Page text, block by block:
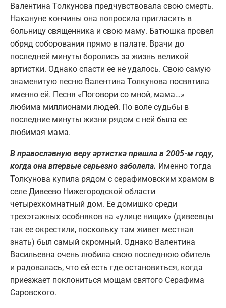
Валентина Толкунова предчувствовала свою смерть.
Накануне кончины она попросила пригласить в
больницу священника и свою маму. Батюшка провел
обряд соборования прямо в палате. Врачи до
последней минуты боролись за жизнь великой
артистки. Однако спасти ее не удалось. Свою самую
знаменитую песню Валентина Толкунова посвятила
именно ей. Песня «Поговори со мной, мама…»
любима миллионами людей. По воле судьбы в
последние минуты жизни рядом с ней была ее
любимая мама.
В православную веру артистка пришла в 2005-м году,
когда она впервые серьезно заболела. Именно тогда
Толкунова купила рядом с серафимовским храмом в
селе Дивеево Нижегородской области
четырехкомнатный дом. Ее домишко среди
трехэтажных особняков на «улице нищих» (дивеевцы
так ее окрестили, поскольку там живет местная
знать) был самый скромный. Однако Валентина
Васильевна очень любила свою последнюю обитель
и радовалась, что ей есть где остановиться, когда
приезжает поклониться мощам святого Серафима
Саровского.